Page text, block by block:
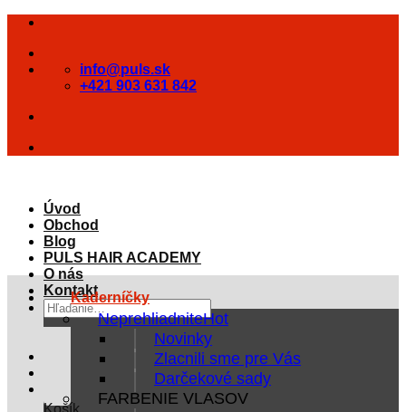
Skip
content
info@puls.sk
+421 903 631 842
Úvod
Obchod
Blog
PULS HAIR ACADEMY
O nás
Kontakt
Hľadať:
Košík
Kaderníčky
Neprehliadnite
Novinky
Zlacnili sme pre Vás
Darčekové sady
FARBENIE VLASOV